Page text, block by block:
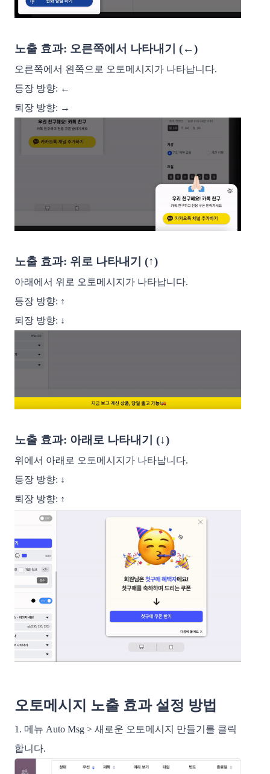
노출 효과: 오른쪽에서 나타내기 (←)
오른쪽에서 왼쪽으로 오토메시지가 나타납니다.
등장 방향: ←
퇴장 방향: →
노출 효과: 위로 나타내기 (↑)
아래에서 위로 오토메시지가 나타납니다.
등장 방향: ↑
퇴장 방향: ↓
노출 효과: 아래로 나타내기 (↓)
위에서 아래로 오토메시지가 나타납니다.
등장 방향: ↓
퇴장 방향: ↑
오토메시지 노출 효과 설정 방법
1. 메뉴 Auto Msg > 새로운 오토메시지 만들기를 클릭
합니다.